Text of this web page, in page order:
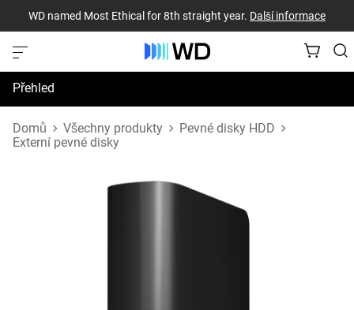
WD named Most Ethical for 8th straight year. Další informace
Přehled
Technické údaje
Domů Všechny produkty
Pevné disky HDD
Externí pevné disky